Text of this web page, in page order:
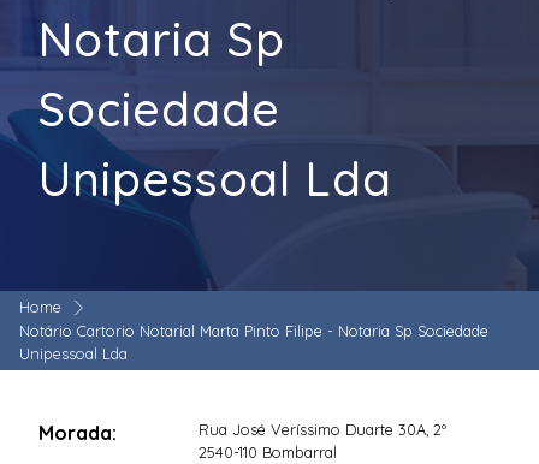
Notaria Sp
Sociedade
Unipessoal Lda
Home
Notário Cartorio Notarial Marta Pinto Filipe - Notaria Sp Sociedade
Unipessoal Lda
Morada:
Rua José Veríssimo Duarte 30A, 2º
2540-110 Bombarral